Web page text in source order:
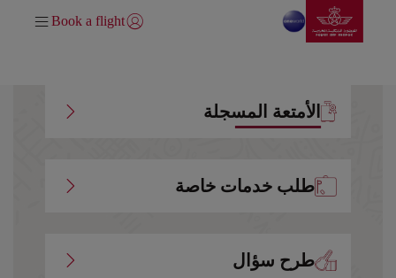
تخطي إلى المحتوى الرئيسي
انتقل إلى الصفحةتسجيل الدخول | انضم)
Book a flight
الأمتعة المسجلة
طلب خدمات خاصة
طرح سؤال